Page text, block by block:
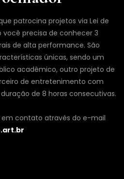
patrocina projetos via Lei de
precisa de conhecer 3
de alta performance. São
únicas, sendo um
acadêmico, outro projeto de
de entretenimento com
de 8 horas consecutivas.
em contato através do e-mail